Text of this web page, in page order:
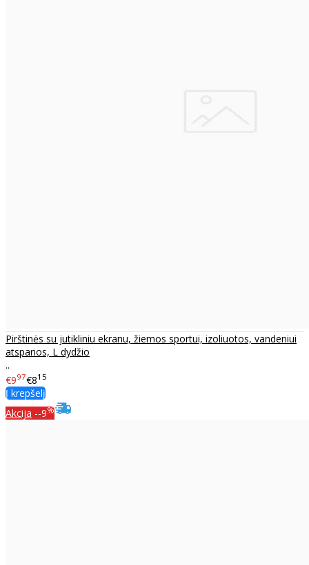
Pirštinės su jutikliniu ekranu, žiemos sportui, izoliuotos, vandeniui
atsparios, L dydžio
..
€997€815
Į krepšelį
Akcija --9%